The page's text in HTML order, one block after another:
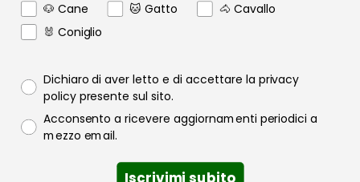
Garanzia
Raofarmaceutici.it © 2024 | Tutti i diritti sono riservati | Rao
🐶 Cane 🐱 Gatto 🐴 Cavallo
🐰 Coniglio
Privacy policy
Dichiaro di aver letto e di accettare la privacy
policy presente sul sito.
Consenso email
Acconsento a ricevere aggiornamenti periodici a
mezzo email.
Iscrivimi subito